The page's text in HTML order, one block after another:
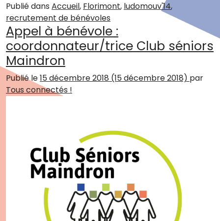
Publié dans Accueil, Florimont, ludomouv'14,
recrutement de bénévoles
Appel à bénévole :
coordonnateur/trice Club séniors
Maindron
Publié le15 décembre 2018 (15 décembre 2018) par
Tous connectés !